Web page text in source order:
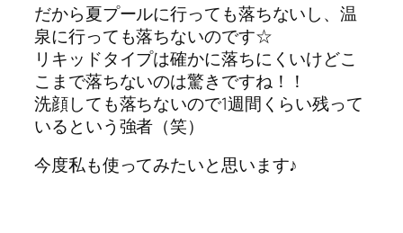
だから夏プールに行っても落ちないし、温
泉に行っても落ちないのです☆
リキッドタイプは確かに落ちにくいけどこ
こまで落ちないのは驚きですね！！
洗顔しても落ちないので1週間くらい残って
いるという強者（笑）
今度私も使ってみたいと思います♪